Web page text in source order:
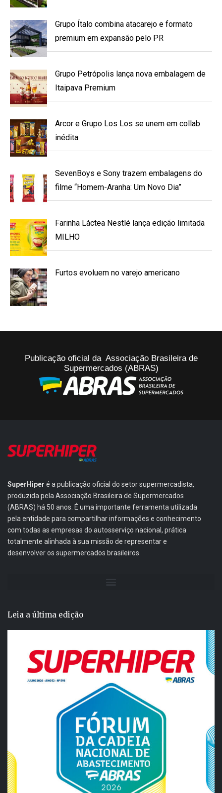
Grupo Ítalo combina atacarejo e formato
premium em expansão pelo PR
Grupo Petrópolis lança nova embalagem de
Itaipava Premium
Arcor e Grupo Los Los se unem em collab
inédita
SevenBoys e Sony trazem embalagens do
filme “Homem-Aranha: Um Novo Dia”
Farinha Láctea Nestlé lança edição limitada
MILHO
Furtos evoluem no varejo americano
Publicação oficial da Associação Brasileira de
Supermercados (ABRAS)
SuperHiper é a publicação oficial do setor supermercadista,
produzida pela Associação Brasileira de Supermercados
(ABRAS) há 50 anos. É uma importante ferramenta utilizada
pela entidade para compartilhar informações e conhecimento
com todas as empresas do autosserviço nacional, prática
totalmente alinhada à sua missão de representar e
desenvolver os supermercados brasileiros.
Leia a última edição